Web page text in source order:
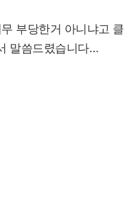
부당한거 아니냐고 클
말씀드렸습니다…